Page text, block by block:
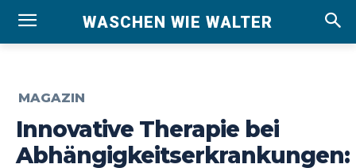
WASCHEN WIE WALTER
MAGAZIN
Innovative Therapie bei
Abhängigkeitserkrankungen: